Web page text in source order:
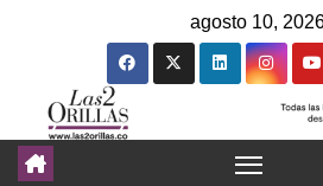
agosto 10,